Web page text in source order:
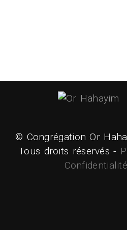
© Congrégation Or
Tous droits réservés -
Confidentialité